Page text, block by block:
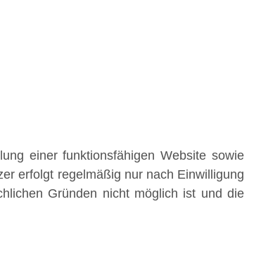
einer funktionsfähigen Website sowie
erfolgt regelmäßig nur nach Einwilligung
Gründen nicht möglich ist und die